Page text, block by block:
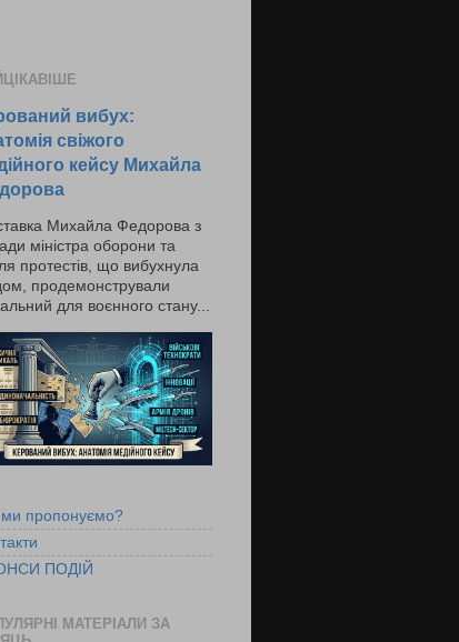
вибух:
свіжого
кейсу Михайла
Михайла Федорова з
міністра оборони та
протестів, що вибухнула
продемонстрували
для воєнного стану...
пропонуємо?
ПОДІЙ
МАТЕРІАЛИ ЗА